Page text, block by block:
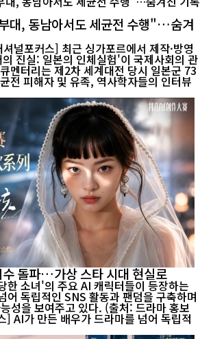
대, 동남아서도 세균전 수행"…숨겨
진실: 일본의 인체실험'이 국제사회의 관
멘터리는 제2차 세계대전 당시 일본군 73
전 피해자 및 유족, 역사학자들의 인터뷰
돌파…가상 스타 시대 현실로
한 소녀'의 주요 AI 캐릭터들이 등장하는
어 독립적인 SNS 활동과 팬덤을 구축하며
성을 보여주고 있다. (출처: 드라마 홍보